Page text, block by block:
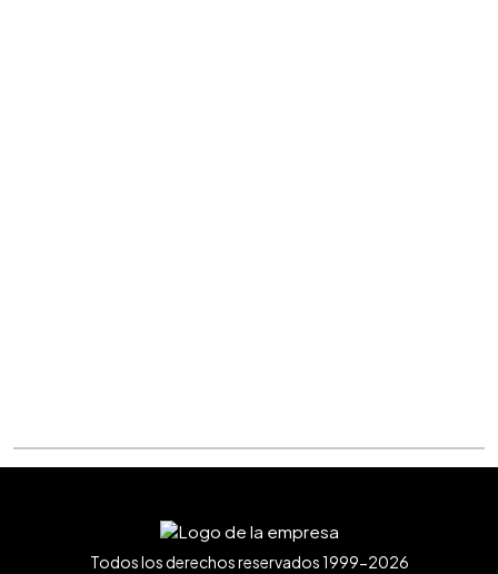
Todos los derechos reservados 1999-2026